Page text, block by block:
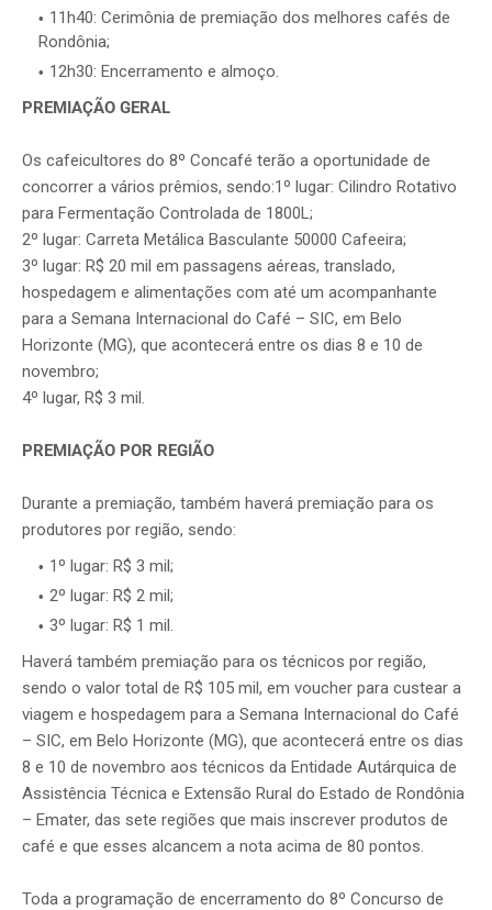
11h40: Cerimônia de premiação dos melhores cafés de
Rondônia;
12h30: Encerramento e almoço.
PREMIAÇÃO GERAL
Os cafeicultores do 8º Concafé terão a oportunidade de
concorrer a vários prêmios, sendo:1º lugar: Cilindro Rotativo
para Fermentação Controlada de 1800L;
2º lugar: Carreta Metálica Basculante 50000 Cafeeira;
3º lugar: R$ 20 mil em passagens aéreas, translado,
hospedagem e alimentações com até um acompanhante
para a Semana Internacional do Café – SIC, em Belo
Horizonte (MG), que acontecerá entre os dias 8 e 10 de
novembro;
4º lugar, R$ 3 mil.
PREMIAÇÃO POR REGIÃO
Durante a premiação, também haverá premiação para os
produtores por região, sendo:
1º lugar: R$ 3 mil;
2º lugar: R$ 2 mil;
3º lugar: R$ 1 mil.
Haverá também premiação para os técnicos por região,
sendo o valor total de R$ 105 mil, em voucher para custear a
viagem e hospedagem para a Semana Internacional do Café
– SIC, em Belo Horizonte (MG), que acontecerá entre os dias
8 e 10 de novembro aos técnicos da Entidade Autárquica de
Assistência Técnica e Extensão Rural do Estado de Rondônia
– Emater, das sete regiões que mais inscrever produtos de
café e que esses alcancem a nota acima de 80 pontos.
Toda a programação de encerramento do 8º Concurso de